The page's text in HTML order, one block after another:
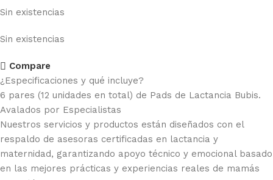
Sin existencias
Sin existencias
Compare
¿Especificaciones y qué incluye?
6 pares (12 unidades en total) de Pads de Lactancia Bubis.
Avalados por Especialistas
Nuestros servicios y productos están diseñados con el
respaldo de asesoras certificadas en lactancia y
maternidad, garantizando apoyo técnico y emocional basado
en las mejores prácticas y experiencias reales de mamás